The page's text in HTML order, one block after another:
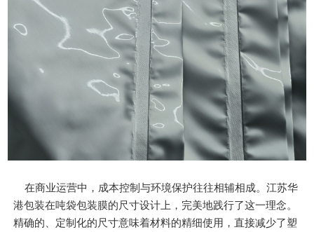
在商业运营中，成本控制与环境保护往往相辅相成。江苏华
港包装在吨袋包装膜的尺寸设计上，完美地践行了这一理念。
精确的、定制化的尺寸意味着材料的精细使用，直接减少了塑